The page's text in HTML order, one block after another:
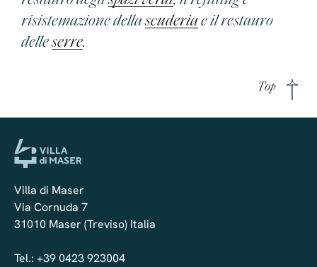
risistemazione dellascuderiae il restauro
delleserre.
Top
Villa di Maser
Via Cornuda 7
31010 Maser (Treviso) Italia
Tel.: +39 0423 923004